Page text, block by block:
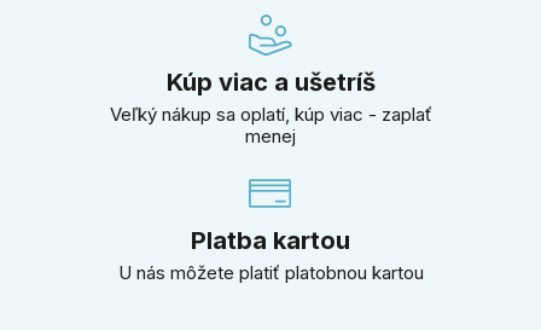
Kúp viac a ušetríš
Veľký nákup sa oplatí, kúp viac - zaplať
menej
Platba kartou
U nás môžete platiť platobnou kartou